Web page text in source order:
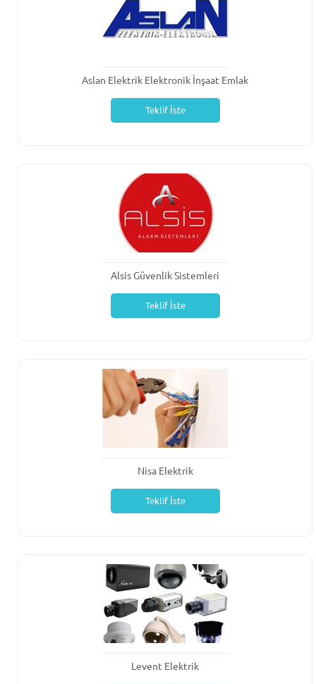
Aslan Elektrik Elektronik İnşaat Emlak
Teklif İste
Alsis Güvenlik Sistemleri
Teklif İste
Nisa Elektrik
Teklif İste
Levent Elektrik